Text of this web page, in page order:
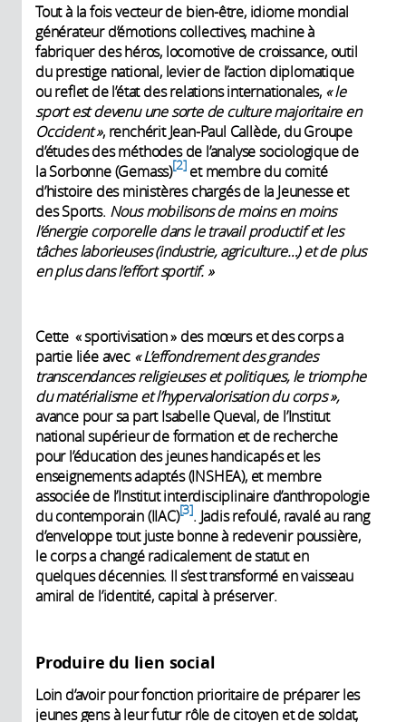
Tout à la fois vecteur de bien-être, idiome mondial
générateur d’émotions collectives, machine à
fabriquer des héros, locomotive de croissance, outil
du prestige national, levier de l’action diplomatique
ou reflet de l’état des relations internationales, « le
sport est devenu une sorte de culture majoritaire en
Occident », renchérit Jean-Paul Callède, du Groupe
d’études des méthodes de l’analyse sociologique de
la Sorbonne (Gemass) 2 et membre du comité
d’histoire des ministères chargés de la Jeunesse et
des Sports. Nous mobilisons de moins en moins
l’énergie corporelle dans le travail productif et les
tâches laborieuses (industrie, agriculture…) et de plus
en plus dans l’effort sportif. »
Cette « sportivisation » des mœurs et des corps a
partie liée avec « L’effondrement des grandes
transcendances religieuses et politiques, le triomphe
du matérialisme et l’hypervalorisation du corps »,
avance pour sa part Isabelle Queval, de l’Institut
national supérieur de formation et de recherche
pour l’éducation des jeunes handicapés et les
enseignements adaptés (INSHEA), et membre
associée de l’Institut interdisciplinaire d’anthropologie
du contemporain (IIAC) 3 . Jadis refoulé, ravalé au rang
d’enveloppe tout juste bonne à redevenir poussière,
le corps a changé radicalement de statut en
quelques décennies. Il s’est transformé en vaisseau
amiral de l’identité, capital à préserver.
Produire du lien social
Loin d’avoir pour fonction prioritaire de préparer les
jeunes gens à leur futur rôle de citoyen et de soldat,